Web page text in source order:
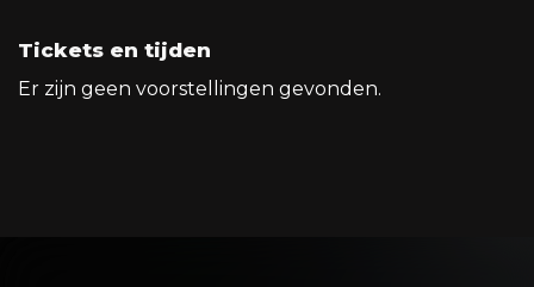
Tickets en tijden
Er zijn geen voorstellingen gevonden.